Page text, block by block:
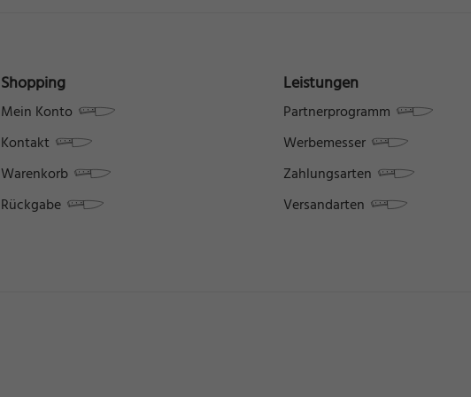
Shopping
Mein Konto
Kontakt
Warenkorb
Rückgabe
Leistungen
Partnerprogramm
Werbemesser
Zahlungsarten
Versandarten
Werbung anzuzeigen. Sie tun dies, indem sie Besucher über Websites hinweg verfolgen.
Cookie-Informationen anzeigen